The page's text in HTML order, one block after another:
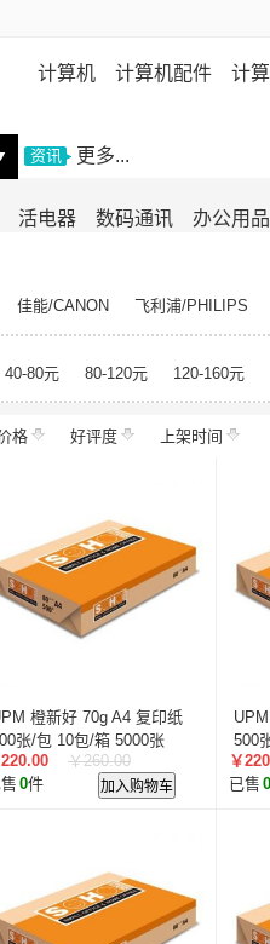
计算机 计算机配件 计
机 存储设备
活电器 数码通讯 办公用品
资讯 更多...
佳能/CANON
飞利浦/PHILIPS
顺/bison 映美/Jolimark
理想/
晨光/M&G
高品乐/GOLDEN
科思特 高品乐
理想之
亚太森博 丽印 金锐
40-80元 80-120元 120-160元
格 好评度 上架时间
橙新好 70g A4 复印纸
张/包 10包/箱 5000张
220.00
￥260.00
0件 加入购物车
500
￥
已售 0